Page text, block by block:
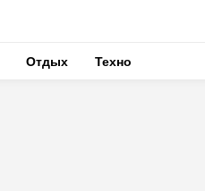
Отдых Техно